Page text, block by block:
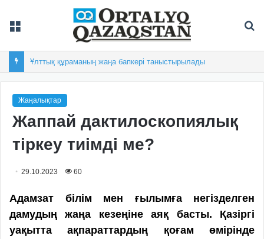
Ұлттық құраманың жаңа бапкері таныстырылады
Жаңалықтар
Жаппай дактилоскопиялық
тіркеу тиімді ме?
29.10.2023 60
Адамзат білім мен ғылымға негізделген
дамудың жаңа кезеңіне аяқ басты. Қазіргі
уақытта ақпараттардың қоғам өмірінде